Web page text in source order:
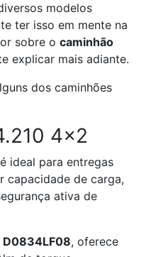
modelos
ter isso em mente na
sobre o caminhão
explicar mais adiante.
dos caminhões
4×2
é ideal para entregas
capacidade de carga,
ativa de
D0834LF08, oferece